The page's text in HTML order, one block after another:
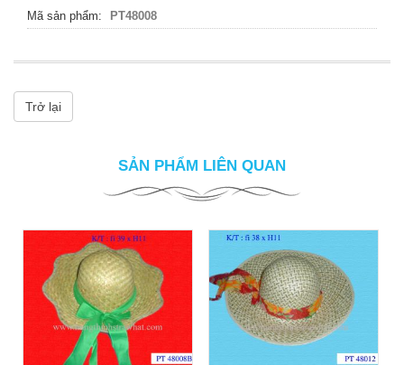
Mã sản phẩm PT48008
Trở lại
SẢN PHẨM LIÊN QUAN